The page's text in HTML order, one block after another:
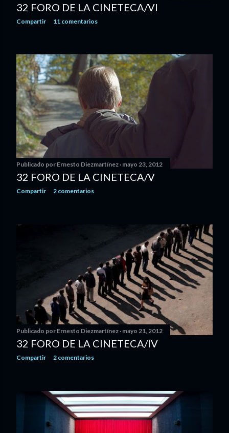
32 FORO DE LA CINETECA/VI
Compartir 11 comentarios
Publicado por Ernesto Diezmartínez mayo 23, 2012
32 FORO DE LA CINETECA/V
Compartir 2 comentarios
Publicado por Ernesto Diezmartínez mayo 21, 2012
32 FORO DE LA CINETECA/IV
Compartir 2 comentarios